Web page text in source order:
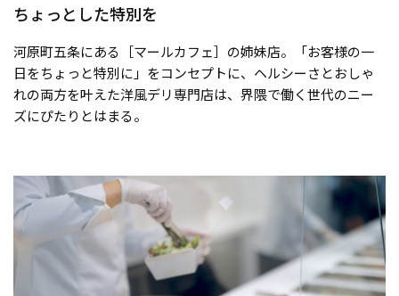
ちょっとした特別を
河原町五条にある［マールカフェ］の姉妹店。「お客様の一
日をちょっと特別に」をコンセプトに、ヘルシーさとおしゃ
れの両方を叶えた洋風デリ専門店は、界隈で働く世代のニー
ズにぴたりとはまる。